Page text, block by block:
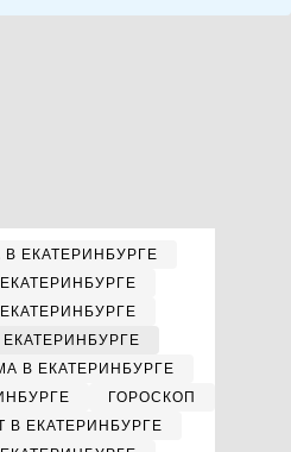
ЕКАТЕРИНБУРГЕ
В ЕКАТЕРИНБУРГЕ
ГОРОСКОП
В ЕКАТЕРИНБУРГЕ